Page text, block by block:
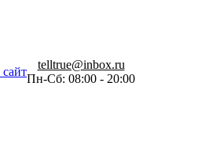
telltrue@inbox.ru
Пн-Сб: 08:00 - 20:00